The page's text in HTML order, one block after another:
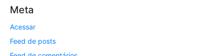
Meta
Acessar
Feed de posts